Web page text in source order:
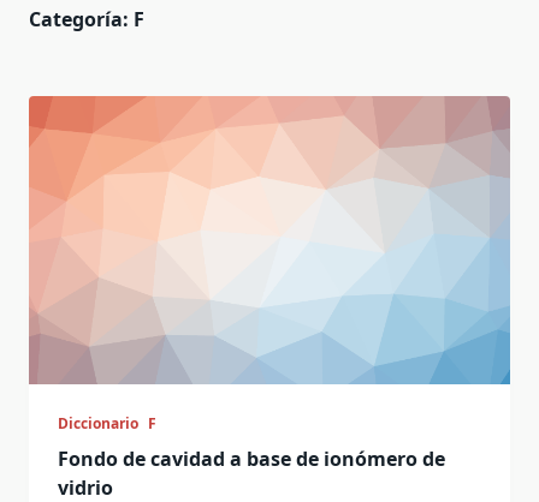
Categoría: F
Diccionario F
Fondo de cavidad a base de ionómero de
vidrio